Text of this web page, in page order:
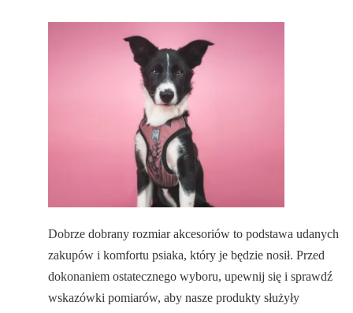
Dobrze dobrany rozmiar akcesoriów to podstawa udanych
zakupów i komfortu psiaka, który je będzie nosił. Przed
dokonaniem ostatecznego wyboru, upewnij się i sprawdź
wskazówki pomiarów, aby nasze produkty służyły